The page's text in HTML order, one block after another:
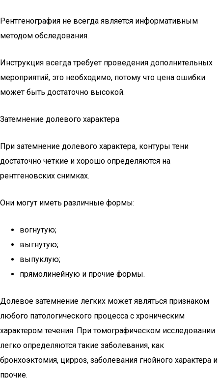
Рентгенография не всегда является информативным
методом обследования.
Инструкция всегда требует проведения дополнительных
мероприятий, это необходимо, потому что цена ошибки
может быть достаточно высокой.
Затемнение долевого характера
При затемнение долевого характера, контуры тени
достаточно четкие и хорошо определяются на
рентгеновских снимках.
Они могут иметь различные формы:
вогнутую;
выгнутую;
выпуклую;
прямолинейную и прочие формы.
Долевое затемнение легких может являться признаком
любого патологического процесса с хроническим
характером течения. При томографическом исследовании
легко определяются такие заболевания, как
бронхоэктомия, цирроз, заболевания гнойного характера и
прочие.